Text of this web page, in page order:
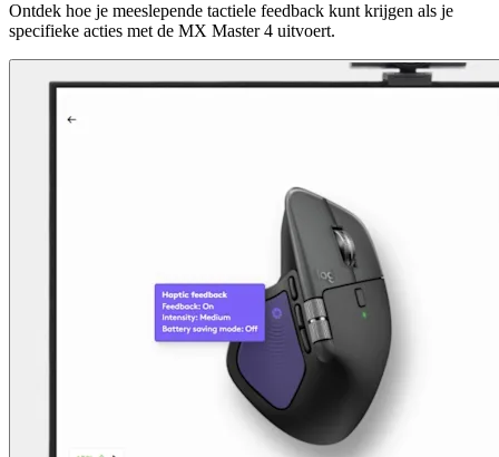
Ontdek hoe je meeslepende tactiele feedback kunt krijgen als je
specifieke acties met de MX Master 4 uitvoert.